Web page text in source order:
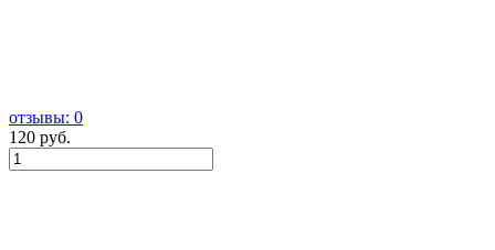
отзывы: 0
120 руб.